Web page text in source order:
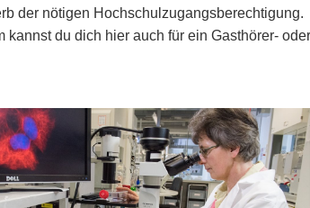
der nötigen Hochschulzugangsberechtigung.
kannst du dich hier auch für ein Gasthörer-